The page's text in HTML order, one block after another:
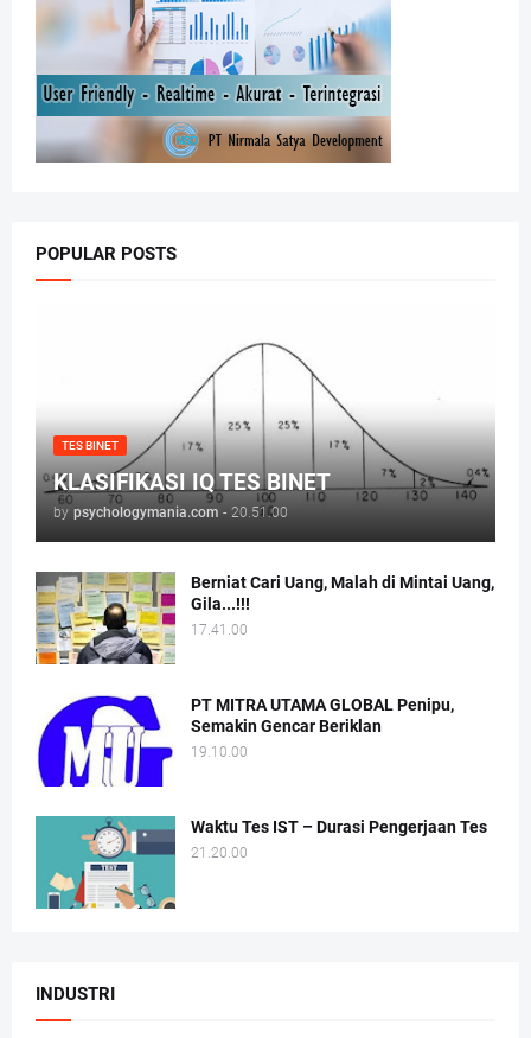
POPULAR POSTS
TES BINET
KLASIFIKASI IQ TES BINET
by psychologymania.com - 20.51.00
Berniat Cari Uang, Malah di Mintai Uang,
Gila...!!!
17.41.00
PT MITRA UTAMA GLOBAL Penipu,
Semakin Gencar Beriklan
19.10.00
Waktu Tes IST – Durasi Pengerjaan Tes
21.20.00
INDUSTRI